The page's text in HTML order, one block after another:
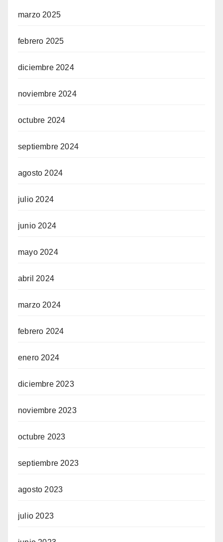
marzo 2025
febrero 2025
diciembre 2024
noviembre 2024
octubre 2024
septiembre 2024
agosto 2024
julio 2024
junio 2024
mayo 2024
abril 2024
marzo 2024
febrero 2024
enero 2024
diciembre 2023
noviembre 2023
octubre 2023
septiembre 2023
agosto 2023
julio 2023